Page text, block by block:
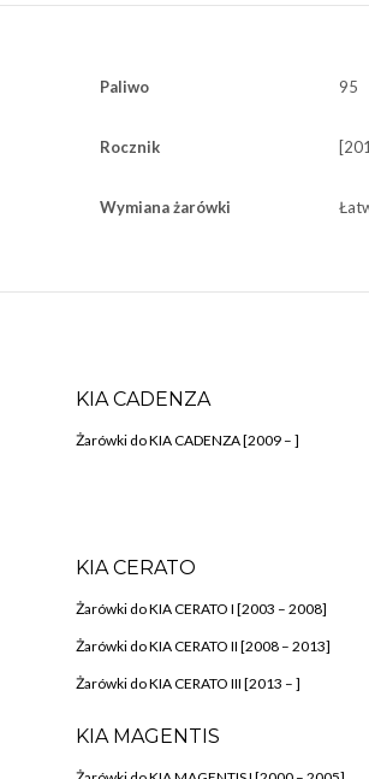
Paliwo 95
Rocznik
Wymiana żarówki
KIA CADENZA
Żarówki do KIA CADENZA [2009 – ]
KIA CERATO
Żarówki do KIA CERATO I [2003 – 2008]
Żarówki do KIA CERATO II [2008 – 2013]
Żarówki do KIA CERATO III [2013 – ]
KIA MAGENTIS